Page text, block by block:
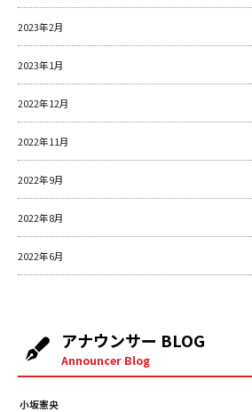
2023年2月
2023年1月
2022年12月
2022年11月
2022年9月
2022年8月
2022年6月
アナウンサー BLOG
Announcer Blog
小坂憲央